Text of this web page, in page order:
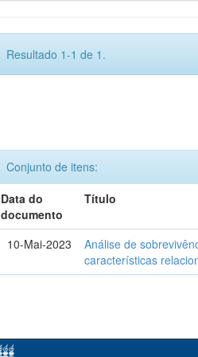
Resultado 1-1 de 1.
Conjunto de itens:
Data do
documento
Título
10-Mai-2023
Análise de
características